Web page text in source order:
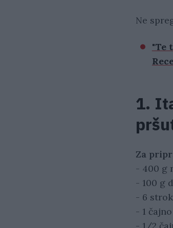
Ne
"Te
1.
Za
- 400 g
- 100 g
- 6
- 1
- 1/2